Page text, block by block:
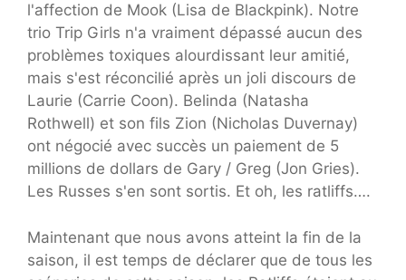
l'affection de Mook (Lisa de Blackpink). Notre
trio Trip Girls n'a vraiment dépassé aucun des
problèmes toxiques alourdissant leur amitié,
mais s'est réconcilié après un joli discours de
Laurie (Carrie Coon). Belinda (Natasha
Rothwell) et son fils Zion (Nicholas Duvernay)
ont négocié avec succès un paiement de 5
millions de dollars de Gary / Greg (Jon Gries).
Les Russes s'en sont sortis. Et oh, les ratliffs….
Maintenant que nous avons atteint la fin de la
saison, il est temps de déclarer que de tous les